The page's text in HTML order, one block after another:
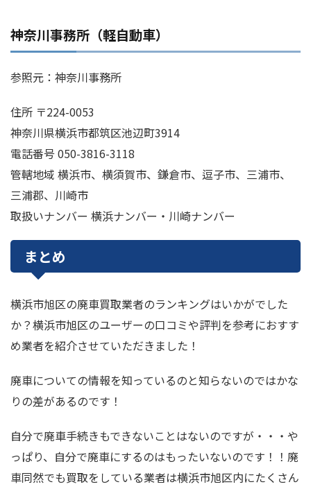
神奈川事務所（軽自動車）
参照元：神奈川事務所
住所 〒224-0053
神奈川県横浜市都筑区池辺町3914
電話番号 050-3816-3118
管轄地域 横浜市、横須賀市、鎌倉市、逗子市、三浦市、
三浦郡、川崎市
取扱いナンバー 横浜ナンバー・川崎ナンバー
まとめ
横浜市旭区の廃車買取業者のランキングはいかがでした
か？横浜市旭区のユーザーの口コミや評判を参考におすす
め業者を紹介させていただきました！
廃車についての情報を知っているのと知らないのではかな
りの差があるのです！
自分で廃車手続きもできないことはないのですが・・・や
っぱり、自分で廃車にするのはもったいないのです！！廃
車同然でも買取をしている業者は横浜市旭区内にたくさん